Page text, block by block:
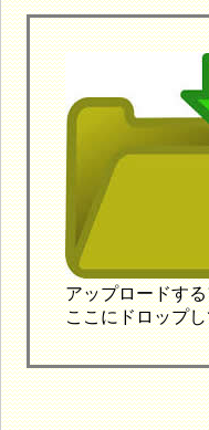
アップロードす
ここにドロップ